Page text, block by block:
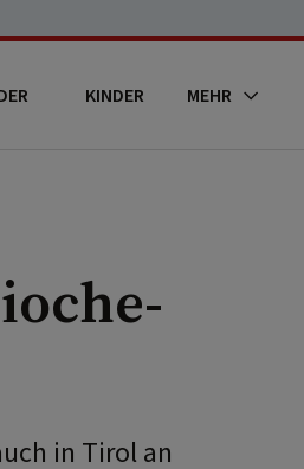
KINDER MEHR
in Tirol an